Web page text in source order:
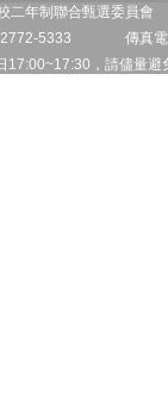
二年制聯合甄選委員
2772-5333 傳真
17:00~17:30，請儘量